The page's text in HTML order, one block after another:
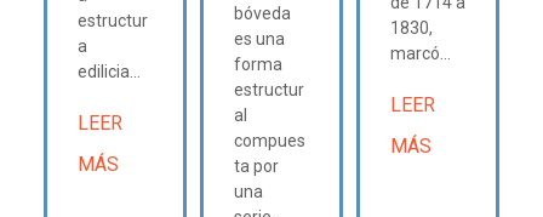
estructur
a
edilicia...
LEER
MÁS
bóveda
es una
forma
estructur
al
compues
ta por
una
1830,
marcó...
LEER
MÁS